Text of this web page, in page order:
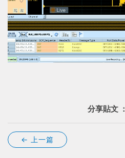
分享貼文 ：
← 上一篇